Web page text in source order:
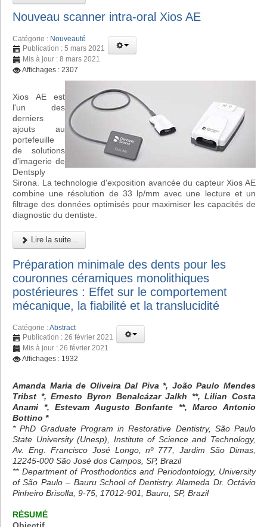
Nouveau scanner intra-oral Xios AE
Catégorie : Nouveauté
Publication : 5 mars 2021
Mis à jour : 8 mars 2021
Affichages : 2307
Xios AE est
l'un des
derniers
ajouts au
portefeuille
de solutions
d'imagerie de
Dentsply
Sirona. La technologie d'exposition avancée du capteur Xios AE
combine une résolution de 33 lp/mm avec une lecture et un
filtrage des données optimisés pour maximiser les capacités de
diagnostic du dentiste.
Lire la suite...
Préparation minimale des dents pour les
couronnes céramiques monolithiques
postérieures : Effet sur le comportement
mécanique, la fiabilité et la translucidité
Catégorie :Abstract
Publication : 26 février 2021
Mis à jour : 26 février 2021
Affichages : 1932
Amanda Maria de Oliveira Dal Piva *, João Paulo Mendes
Tribst *, Ernesto Byron Benalcázar Jalkh **, Lilian Costa
Anami *, Estevam Augusto Bonfante **, Marco Antonio
Bottino *
* PhD Graduate Program in Restorative Dentistry, São Paulo
State University (Unesp), Institute of Science and Technology,
Av. Eng. Francisco José Longo, nº 777, Jardim São Dimas,
12245-000 São José dos Campos, SP, Brazil
** Department of Prosthodontics and Periodontology, University
of São Paulo – Bauru School of Dentistry. Alameda Dr. Octávio
Pinheiro Brisolla, 9-75, 17012-901, Bauru, SP, Brazil
RÉSUMÉ
Objectif